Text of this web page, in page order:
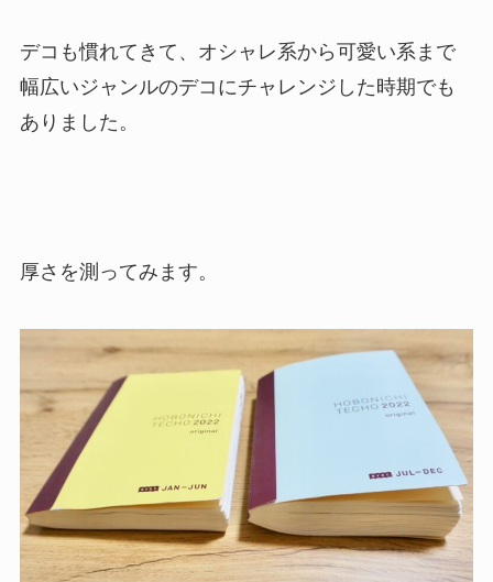
デコも慣れてきて、オシャレ系から可愛い系まで
幅広いジャンルのデコにチャレンジした時期でも
ありました。
厚さを測ってみます。